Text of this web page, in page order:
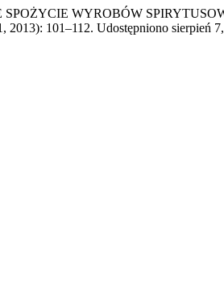
SPOŻYCIE WYROBÓW
2013): 101–112. Udostępniono sierpień